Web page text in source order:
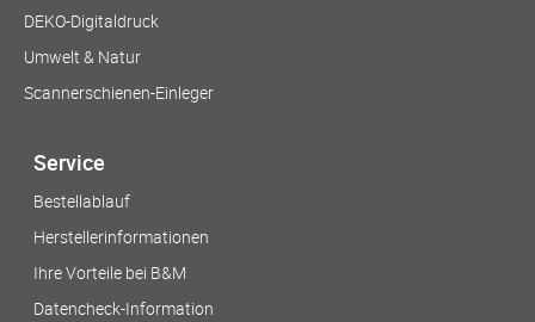
DEKO-Digitaldruck
Umwelt & Natur
Scannerschienen-Einleger
Service
Bestellablauf
Herstellerinformationen
Ihre Vorteile bei B&M
Datencheck-Information